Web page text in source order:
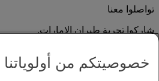
تواصلوا معنا
شاركوا تجربة طيران الإمارات.
خصوصيتكم من أولوياتنا